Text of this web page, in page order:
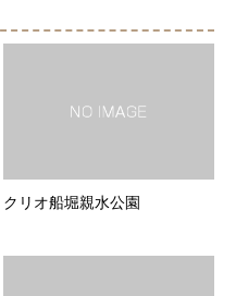
クリオ船堀親水公園